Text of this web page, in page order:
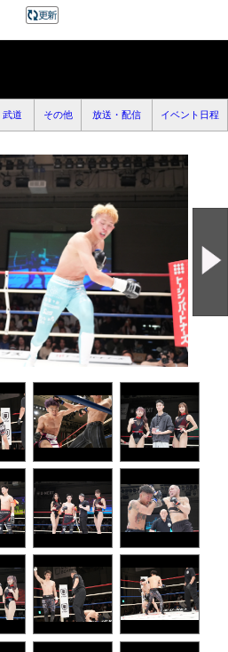
武道 その他 放送・配信 イベント日程